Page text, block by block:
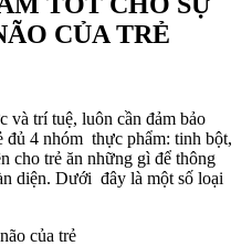
CỦA TRẺ
và trí tuệ, luôn cần đảm bảo
đủ 4 nhóm thực phẩm: tinh bột,
cho trẻ ăn những gì để thông
diện. Dưới đây là một số loại
của trẻ